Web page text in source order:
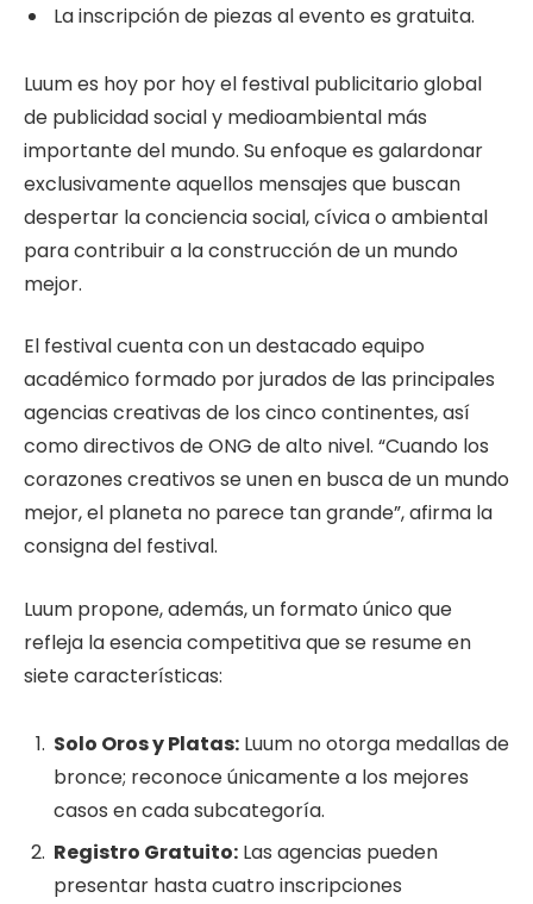
La inscripción de piezas al evento es gratuita.
Luum es hoy por hoy el festival publicitario global
de publicidad social y medioambiental más
importante del mundo. Su enfoque es galardonar
exclusivamente aquellos mensajes que buscan
despertar la conciencia social, cívica o ambiental
para contribuir a la construcción de un mundo
mejor.
El festival cuenta con un destacado equipo
académico formado por jurados de las principales
agencias creativas de los cinco continentes, así
como directivos de ONG de alto nivel. “Cuando los
corazones creativos se unen en busca de un mundo
mejor, el planeta no parece tan grande”, afirma la
consigna del festival.
Luum propone, además, un formato único que
refleja la esencia competitiva que se resume en
siete características:
Solo Oros y Platas: Luum no otorga medallas de
bronce; reconoce únicamente a los mejores
casos en cada subcategoría.
Registro Gratuito: Las agencias pueden
presentar hasta cuatro inscripciones